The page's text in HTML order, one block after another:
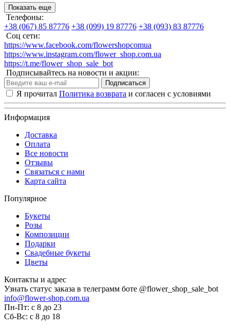
Показать еще
Телефоны:
+38 (067) 85 87776 +38 (099) 19 87776 +38 (093) 83 87776
Соц сети:
https://www.facebook.com/flowershopcomua
https://www.instagram.com/flower_shop.com.ua
https://t.me/flower_shop_sale_bot
Подписывайтесь на новости и акции:
Подписаться
Я прочитал Политика возврата и согласен с условиями
Информация
Доставка
Оплата
Все новости
Отзывы
Связаться с нами
Карта сайта
Популярное
Букеты
Розы
Композиции
Подарки
Свадебные букеты
Цветы
Контакты и адрес
Узнать статус заказа в телеграмм боте @flower_shop_sale_bot
info@flower-shop.com.ua
Пн-Пт: с 8 до 23
Сб-Вс: с 8 до 18